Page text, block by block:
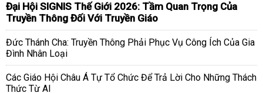
Đại Hội SIGNIS Thế Giới 2026: Tầm Quan Trọng Của
Truyền Thông Đối Với Truyền Giáo
Đức Thánh Cha: Truyền Thông Phải Phục Vụ Công Ích Của Gia
Đình Nhân Loại
Các Giáo Hội Châu Á Tự Tổ Chức Để Trả Lời Cho Những Thách
Thức Từ AI